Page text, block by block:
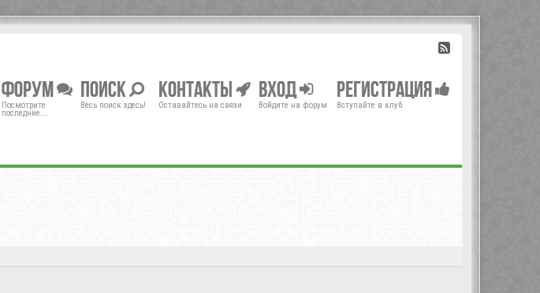
Форум
Посмотрите
последние...
Поиск
Весь поиск здесь!
Контакты
Оставайтесь на связи
Вход
Войдите на форум
Регистрация
Вступайте в клуб